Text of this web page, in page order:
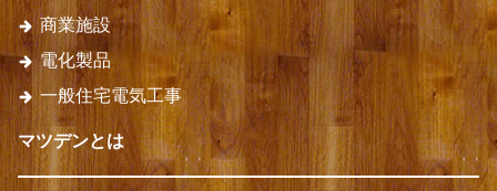
商業施設
電化製品
一般住宅電気工事
マツデンとは